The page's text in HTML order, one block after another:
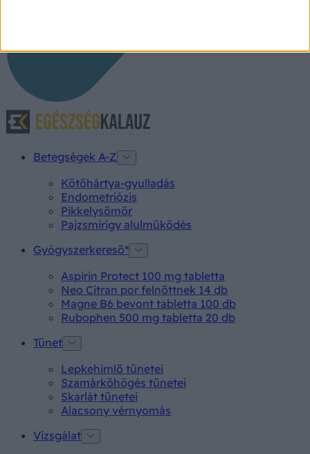
Betegségek A-Z
Kötőhártya-gyulladás
Endometriózis
Pikkelysömör
Pajzsmirigy alulműködés
Gyógyszerkereső*
Aspirin Protect 100 mg tabletta
Neo Citran por felnőttnek 14 db
Magne B6 bevont tabletta 100 db
Rubophen 500 mg tabletta 20 db
Tünet
Lepkehimlő tünetei
Szamárköhögés tünetei
Skarlát tünetei
Alacsony vérnyomás
Vizsgálat